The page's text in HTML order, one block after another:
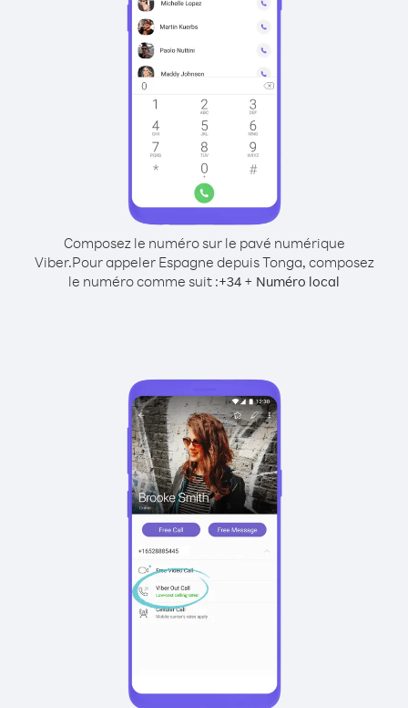
Composez le numéro sur le pavé numérique
Viber.Pour appeler Espagne depuis Tonga, composez
le numéro comme suit :+34 + Numéro local